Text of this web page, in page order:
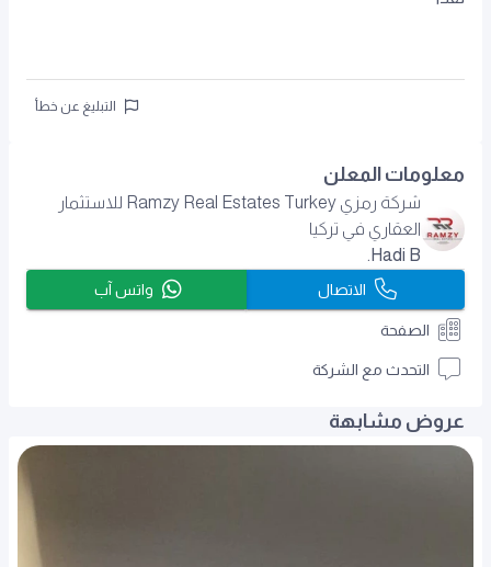
التبليغ عن خطأ
معلومات المعلن
شركة رمزي Ramzy Real Estates Turkey للاستثمار
العقاري في تركيا
Hadi B.
الاتصال واتس آب
الصفحة
التحدث مع الشركة
عروض مشابهة